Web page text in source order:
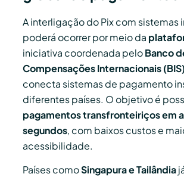
A interligação do Pix com sistemas
poderá ocorrer por meio da
iniciativa coordenada peloBanco
Compensações Internacionais (BIS)
conecta sistemas de pagamento
diferentes países. O objetivo é
pagamentos transfronteiriços em
segundos, com baixos custos e
acessibilidade.
Países comoSingapura e Tailândia